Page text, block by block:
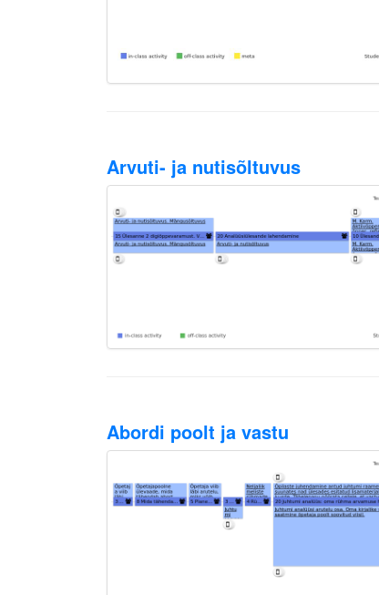
Arvuti- ja nutisõltuvus
Abordi poolt ja vastu